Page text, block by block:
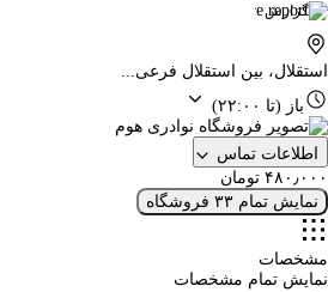
گزارش
استقلال، بین استقلال فرعی...
باز (تا ۲۲:۰۰)
اطلاعات تماس
۴۸۰٫۰۰۰ تومان
نمایش تمام ۳۳ فروشگاه
مشخصات
نمایش تمام مشخصات